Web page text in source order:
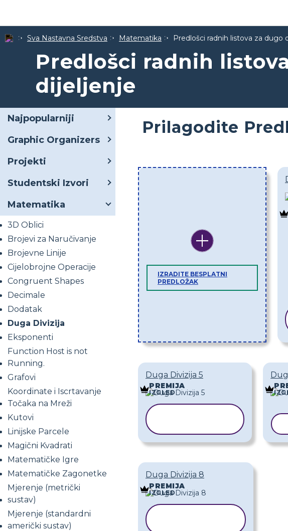
Sva Nastavna Sredstva Matematika Predlošci radnih listova za dugo
Predlošci radnih
dijeljenje
Najpopularniji
Graphic Organizers
Projekti
Studentski Izvori
Matematika
3D Oblici
Brojevi za Naručivanje
Brojevne Linije
Cijelobrojne Operacije
Congruent Shapes
Decimale
Dodatak
Duga Divizija
Eksponenti
Function Host is not
Running.
Grafovi
Koordinate i Iscrtavanje
Točaka na Mreži
Kutovi
Linijske Parcele
Magični Kvadrati
Matematičke Igre
Matematičke Zagonetke
Mjerenje (metrički
sustav)
Mjerenje (standardni
američki sustav)
Prilagodite
IZRADITE BESPLATNI
PREDLOŽAK
Duga Divizija 5
PREMIJA
IZGLED
Duga Divizija 8
PREMIJA
IZGLED